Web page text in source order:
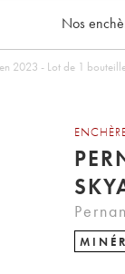
Nos
Pernand-Vergelesses Maison Skyaasen 2023 - Lot de 1